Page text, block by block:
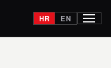
HR EN